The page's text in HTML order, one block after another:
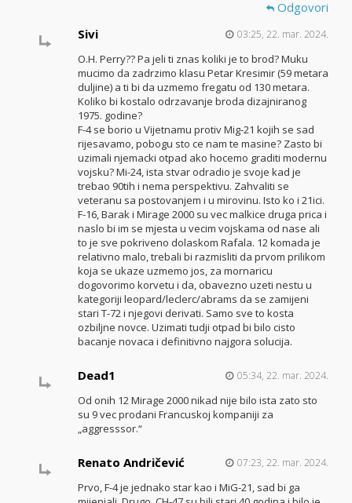
Odgovori
Sivi
03:25, 22. mar. 2024.
O.H. Perry?? Pa jeli ti znas koliki je to brod? Muku
mucimo da zadrzimo klasu Petar Kresimir (59 metara
duljine) a ti bi da uzmemo fregatu od 130 metara.
Koliko bi kostalo odrzavanje broda dizajniranog
1975. godine?
F-4 se borio u Vijetnamu protiv Mig-21 kojih se sad
rijesavamo, pobogu sto ce nam te masine? Zasto bi
uzimali njemacki otpad ako hocemo graditi modernu
vojsku? Mi-24, ista stvar odradio je svoje kad je
trebao 90tih i nema perspektivu. Zahvaliti se
veteranu sa postovanjem i u mirovinu. Isto ko i 21ici.
F-16, Barak i Mirage 2000 su vec malkice druga prica i
naslo bi im se mjesta u vecim vojskama od nase ali
to je sve pokriveno dolaskom Rafala. 12 komada je
relativno malo, trebali bi razmisliti da prvom prilikom
koja se ukaze uzmemo jos, za mornaricu
dogovorimo korvetu i da, obavezno uzeti nestu u
kategoriji leopard/leclerc/abrams da se zamijeni
stari T-72 i njegovi derivati. Samo sve to kosta
ozbiljne novce. Uzimati tudji otpad bi bilo cisto
bacanje novaca i definitivno najgora solucija.
Dead1 05:34, 22. mar. 2024.
Od onih 12 Mirage 2000 nikad nije bilo ista zato sto
su 9 vec prodani Francuskoj kompaniji za
„aggresssor.“
Renato Andričević 07:23, 22. mar. 2024.
Prvo, F-4 je jednako star kao i MiG-21, sad bi ga